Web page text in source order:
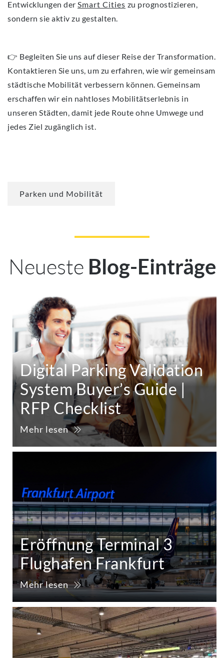
Entwicklungen der Smart Cities zu prognostizieren,
sondern sie aktiv zu gestalten.
👉 Begleiten Sie uns auf dieser Reise der Transformation.
Kontaktieren Sie uns, um zu erfahren, wie wir gemeinsam
städtische Mobilität verbessern können. Gemeinsam
erschaffen wir ein nahtloses Mobilitätserlebnis in
unseren Städten, damit jede Route ohne Umwege und
jedes Ziel zugänglich ist.
Parken und Mobilität
Neueste Blog-Einträge
Digital Parking Validation
System Buyer’s Guide |
RFP Checklist
Mehr lesen
Eröffnung Terminal 3
Flughafen Frankfurt
Mehr lesen